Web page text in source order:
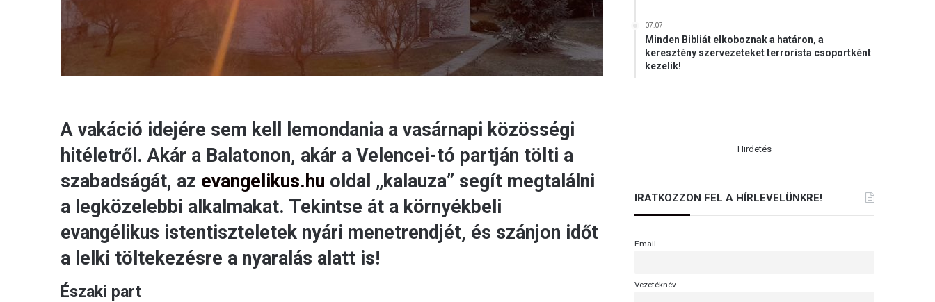
A vakáció idejére sem kell lemondania a vasárnapi közösségi
hitéletről. Akár a Balatonon, akár a Velencei-tó partján tölti a
szabadságát, az evangelikus.hu oldal „kalauza” segít megtalálni
a legközelebbi alkalmakat. Tekintse át a környékbeli
evangélikus istentiszteletek nyári menetrendjét, és szánjon időt
a lelki töltekezésre a nyaralás alatt is!
Északi part
07:07
Minden Bibliát elkoboznak a határon, a
keresztény szervezeteket terrorista csoportként
kezelik!
.
Hirdetés
IRATKOZZON FEL A HÍRLEVELÜNKRE!
Email
Vezetéknév